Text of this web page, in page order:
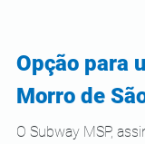
Opção para
Morro de
O Subway MSP,